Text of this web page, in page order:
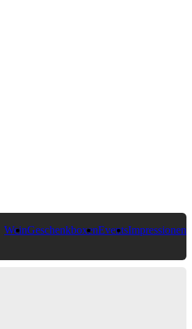
WeinGeschenkboxenEventsImpressionen